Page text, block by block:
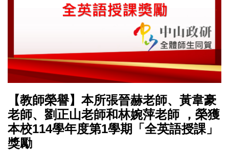
【教師榮譽】本所張晉赫老師、黃韋豪
老師、劉正山老師和林婉萍老師 ，榮獲
本校114學年度第1學期「全英語授課」
獎勵